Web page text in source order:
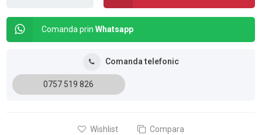
Comanda prinWhatsapp
Comanda telefonic
0757 519 826
Wishlist Compara